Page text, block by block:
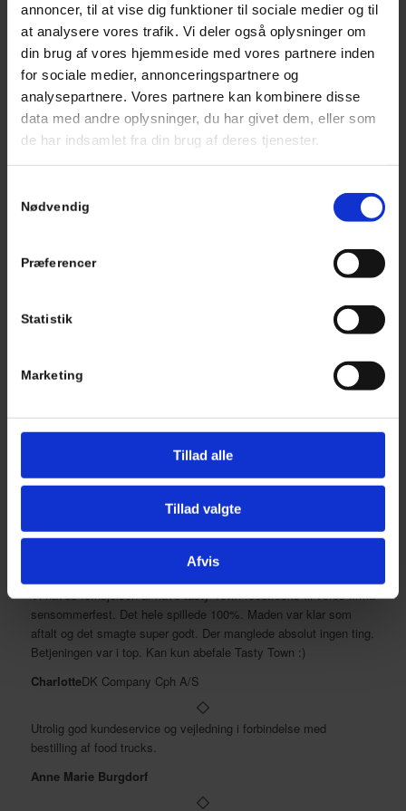
annoncer, til at vise dig funktioner til sociale medier og til
at analysere vores trafik. Vi deler også oplysninger om
din brug af vores hjemmeside med vores partnere inden
for sociale medier, annonceringspartnere og
analysepartnere. Vores partnere kan kombinere disse
data med andre oplysninger, du har givet dem, eller som
de har indsamlet fra din brug af deres tjenester.
Nødvendig
Præferencer
Statistik
Marketing
Tillad alle
Tillad valgte
Afvis
Tilde Marie Bundgaard JensenGyldendal
Rigtig lækker mad. Kom til tiden og var smilende, glade og
hyggede om vores gæster.
Kan varmt anbefale!
Lone MølhaveStromma Denmark
Anders Ørbæk
Det var en udsøgt fornøjelse at have besøg af foodtrucken. Søde
personaler, punktlighed og burger og pomfritter som gæsterne
Tak. Det hele fungerede perfekt. På trods af regn. Dejlig mad og
Janne Glæsel
Vi oplevede virkelig god kommunikation, ankomst til tiden og
meget lækker mad! Det hele til en rigtig god pris. Vi kan klart
anbefale at benytte Tasty Town.
Vi havde fornøjelsen af have tasty Town foodtrucks til vores firma
sensommerfest. Det hele spillede 100%. Maden var klar som
aftalt og det smagte super godt. Der manglede absolut ingen ting.
Betjeningen var i top. Kan kun abefale Tasty Town :)
CharlotteDK Company Cph A/S
Utrolig god kundeservice og vejledning i forbindelse med
bestilling af food trucks.
Anne Marie Burgdorf